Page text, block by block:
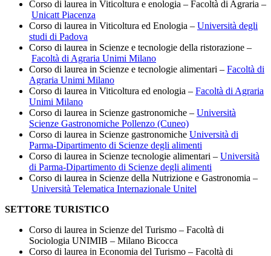
Corso di laurea in Viticoltura e enologia – Facoltà di Agraria –
Unicatt Piacenza
Corso di laurea in Viticoltura ed Enologia – Università degli
studi di Padova
Corso di laurea in Scienze e tecnologie della ristorazione –
Facoltà di Agraria Unimi Milano
Corso di laurea in Scienze e tecnologie alimentari – Facoltà di
Agraria Unimi Milano
Corso di laurea in Viticoltura ed enologia – Facoltà di Agraria
Unimi Milano
Corso di laurea in Scienze gastronomiche – Università
Scienze Gastronomiche Pollenzo (Cuneo)
Corso di laurea in Scienze gastronomiche Università di
Parma-Dipartimento di Scienze degli alimenti
Corso di laurea in Scienze tecnologie alimentari – Università
di Parma-Dipartimento di Scienze degli alimenti
Corso di laurea in Scienze della Nutrizione e Gastronomia –
Università Telematica Internazionale Unitel
SETTORE TURISTICO
Corso di laurea in Scienze del Turismo – Facoltà di
Sociologia UNIMIB – Milano Bicocca
Corso di laurea in Economia del Turismo – Facoltà di